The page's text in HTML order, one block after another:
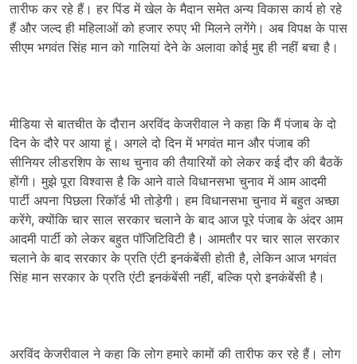
तारीफ कर रहे हैं। हर पिंड में खेल के मैदान समेत अन्य विकास कार्य हो रहे
हैं और जल्द ही महिलाओं को हजार रुपए भी मिलने लगेंगे। अब विपक्ष के पास
सीएम भगवंत सिंह मान को गालियां देने के अलावा कोई मुद्द ही नहीं बचा है।
मीडिया से बातचीत के दौरान अरविंद केजरीवाल ने कहा कि मैं पंजाब के दो
दिन के दौरे पर आया हूं। अगले दो दिन में भगवंत मान और पंजाब की
सीनियर लीडरशिप के साथ चुनाव की तैयारियों को लेकर कई दौर की बैठकें
होंगी। मुझे पूरा विश्वास है कि आने वाले विधानसभा चुनाव में आम आदमी
पार्टी अपना पिछला रिकॉर्ड भी तोड़ेगी। हम विधानसभा चुनाव में बहुत अच्छा
करेंगे, क्योंकि चार साल सरकार चलाने के बाद आज पूरे पंजाब के अंदर आम
आदमी पार्टी को लेकर बहुत पॉजिटिविटी है। आमतौर पर चार साल सरकार
चलाने के बाद सरकार के प्रति एंटी इनकंबेंसी होती है, लेकिन आज भगवंत
सिंह मान सरकार के प्रति एंटी इनकंबेंसी नहीं, बल्कि प्रो इनकंबेंसी है।
अरविंद केजरीवाल ने कहा कि लोग हमारे कामों की तारीफ कर रहे हैं। लोग